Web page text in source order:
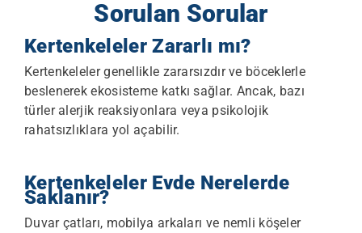
Sorulan Sorular
Kertenkeleler Zararlı mı?
Kertenkeleler genellikle zararsızdır ve böceklerle
beslenerek ekosisteme katkı sağlar. Ancak, bazı
türler alerjik reaksiyonlara veya psikolojik
rahatsızlıklara yol açabilir.
Kertenkeleler Evde Nerelerde
Saklanır?
Duvar çatları, mobilya arkaları ve nemli köşeler